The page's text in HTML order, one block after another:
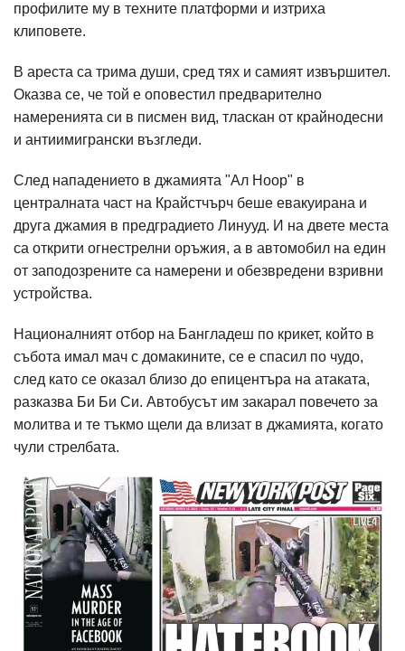
профилите му в техните платформи и изтриха
клиповете.
В ареста са трима души, сред тях и самият извършител.
Оказва се, че той е оповестил предварително
намеренията си в писмен вид, тласкан от крайнодесни
и антиимигрански възгледи.
След нападението в джамията "Ал Ноор" в
централната част на Крайстчърч беше евакуирана и
друга джамия в предградието Линууд. И на двете места
са открити огнестрелни оръжия, а в автомобил на един
от заподозрените са намерени и обезвредени взривни
устройства.
Националният отбор на Бангладеш по крикет, който в
събота имал мач с домакините, се е спасил по чудо,
след като се оказал близо до епицентъра на атаката,
разказва Би Би Си. Автобусът им закарал повечето за
молитва и те тъкмо щели да влизат в джамията, когато
чули стрелбата.